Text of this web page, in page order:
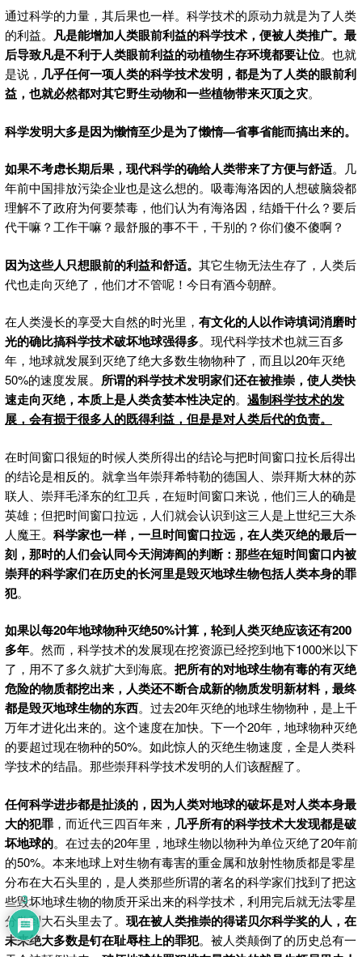
通过科学的力量，其后果也一样。科学技术的原动力就是为了人类
的利益。 凡是能增加人类眼前利益的科学技术，便被人类推广。最
后导致凡是不利于人类眼前利益的动植物生存环境都要让位。也就
是说， 几乎任何一项人类的科学技术发明，都是为了人类的眼前利
益，也就必然都对其它野生动物和一些植物带来灭顶之灾。
科学发明大多是因为懒惰至少是为了懒惰—省事省能而搞出来的。
如果不考虑长期后果，现代科学的确给人类带来了方便与舒适。几
年前中国排放污染企业也是这么想的。吸毒海洛因的人想破脑袋都
理解不了政府为何要禁毒，他们认为有海洛因，结婚干什么？要后
代干嘛？工作干嘛？最舒服的事不干，干别的？你们傻不傻啊？
因为这些人只想眼前的利益和舒适。 其它生物无法生存了，人类后
代也走向灭绝了，他们才不管呢！今日有酒今朝醉。
在人类漫长的享受大自然的时光里， 有文化的人以作诗填词消磨时
光的确比搞科学技术破坏地球强得多。现代科学技术也就三百多
年，地球就发展到灭绝了绝大多数生物物种了，而且以20年灭绝
50%的速度发展。 所谓的科学技术发明家们还在被推崇，使人类快
速走向灭绝，本质上是人类贪婪本性决定的。 遏制科学技术的发
展，会有损于很多人的既得利益，但是是对人类后代的负责。
在时间窗口很短的时候人类所得出的结论与把时间窗口拉长后得出
的结论是相反的。就拿当年崇拜希特勒的德国人、崇拜斯大林的苏
联人、崇拜毛泽东的红卫兵，在短时间窗口来说，他们三人的确是
英雄；但把时间窗口拉远，人们就会认识到这三人是上世纪三大杀
人魔王。 科学家也一样，一旦时间窗口拉远，在人类灭绝的最后一
刻，那时的人们会认同今天润涛阎的判断：那些在短时间窗口内被
崇拜的科学家们在历史的长河里是毁灭地球生物包括人类本身的罪
犯。
如果以每20年地球物种灭绝50%计算，轮到人类灭绝应该还有200
多年。然而，科学技术的发展现在挖资源已经挖到地下1000米以下
了，用不了多久就扩大到海底。 把所有的对地球生物有毒的有灭绝
危险的物质都挖出来，人类还不断合成新的物质发明新材料，最终
都是毁灭地球生物的东西。过去20年灭绝的地球生物物种，是上千
万年才进化出来的。这个速度在加快。下一个20年，地球物种灭绝
的要超过现在物种的50%。如此惊人的灭绝生物速度，全是人类科
学技术的结晶。那些崇拜科学技术发明的人们该醒醒了。
任何科学进步都是扯淡的，因为人类对地球的破坏是对人类本身最
大的犯罪 ，而近代三四百年来， 几乎所有的科学技术大发现都是破
坏地球的。在过去的20年里，地球生物以物种为单位灭绝了20年前
的50%。本来地球上对生物有毒害的重金属和放射性物质都是零星
分布在大石头里的，是人类那些所谓的著名的科学家们找到了把这
些毁坏地球生物的物质开采出来的科学技术，利用完后就无法零星
分散到大石头里去了。 现在被人类推崇的得诺贝尔科学奖的人，在
未来绝大多数是钉在耻辱柱上的罪犯。被人类颠倒了的历史总有一
3